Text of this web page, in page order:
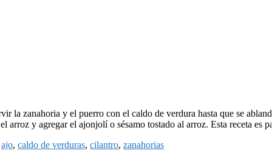
la zanahoria y el puerro con el caldo de verdura hasta que se
y agregar el ajonjolí o sésamo tostado al arroz. Esta receta es
ajo, caldo de verduras, cilantro, zanahorias